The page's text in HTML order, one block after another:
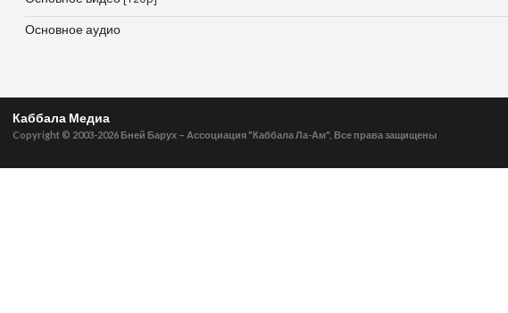
Основное аудио
Каббала Медиа
Copyright © 2003-2026 Бней Барух – Ассоциация "Каббала Ла-Ам", Все права защищены